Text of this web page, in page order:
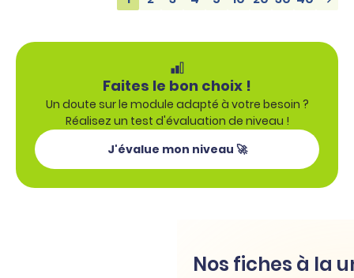
Faites le bon choix !
Un doute sur le module adapté à votre besoin ?
Réalisez un test d'évaluation de niveau !
J'évalue mon niveau 🚀
Nos fiches à la